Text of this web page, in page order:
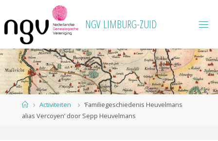
naar
inhoud
NGV LIMBURG-ZUID
HomeActiviteiten
‘Familiegeschiedenis Heuvelmans
alias Vercoyen’ door Sepp Heuvelmans